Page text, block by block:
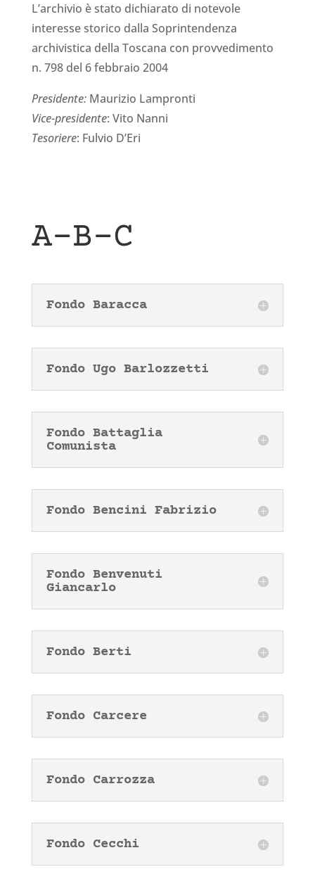
L’archivio è stato dichiarato di notevole
interesse storico dalla Soprintendenza
archivistica della Toscana con provvedimento
n. 798 del 6 febbraio 2004
Presidente: Maurizio Lampronti
Vice-presidente: Vito Nanni
Tesoriere: Fulvio D’Eri
A-B-C
Fondo Baracca
Fondo Ugo Barlozzetti
Fondo Battaglia
Comunista
Fondo Bencini Fabrizio
Fondo Benvenuti
Giancarlo
Fondo Berti
Fondo Carcere
Fondo Carrozza
Fondo Cecchi